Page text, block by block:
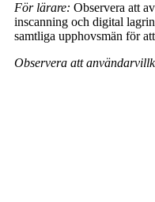
För lärare: Observera att
inscanning och digital
samtliga upphovsmän för
Observera att